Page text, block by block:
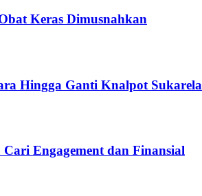
Keras Dimusnahkan
Hingga Ganti Knalpot Sukarela
Engagement dan Finansial